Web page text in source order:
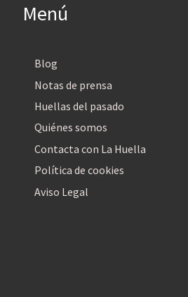
Menú
Blog
Notas de prensa
Huellas del pasado
Quiénes somos
Contacta con La Huella
Política de cookies
Aviso Legal